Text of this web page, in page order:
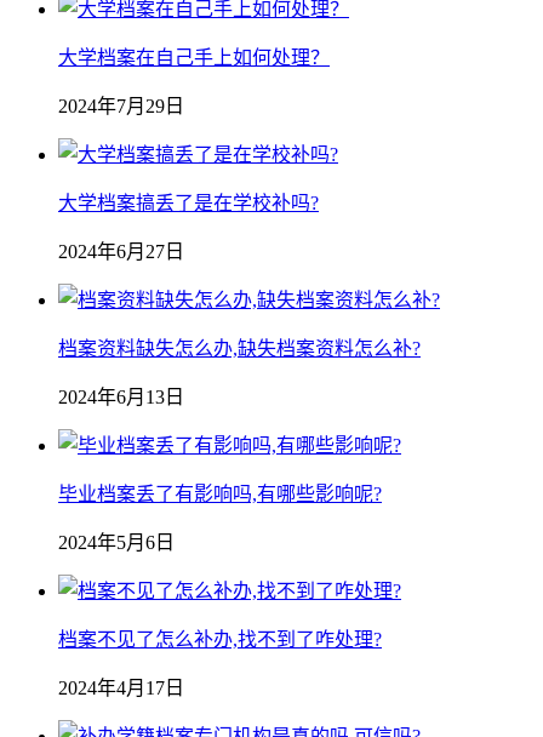
大学档案在自己手上如何处理？
2024年7月29日
大学档案搞丢了是在学校补吗?
2024年6月27日
档案资料缺失怎么办,缺失档案资料怎么补?
2024年6月13日
毕业档案丢了有影响吗,有哪些影响呢?
2024年5月6日
档案不见了怎么补办,找不到了咋处理?
2024年4月17日